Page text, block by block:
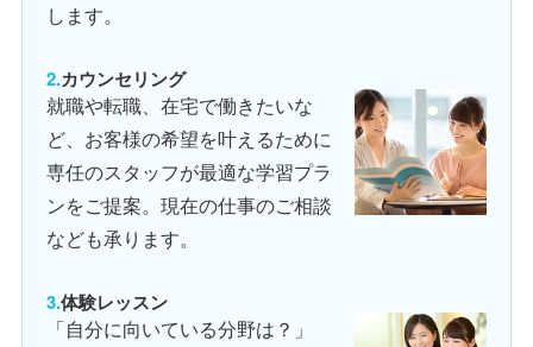
します。
カウンセリング
就職や転職、在宅で働きたいな
ど、お客様の希望を叶えるために
専任のスタッフが最適な学習プラ
ンをご提案。現在の仕事のご相談
なども承ります。
体験レッスン
「自分に向いている分野は？」